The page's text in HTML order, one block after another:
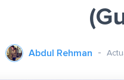
Abdul Rehman